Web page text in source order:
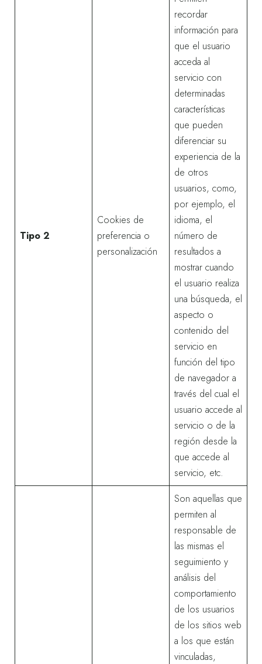
Tipo 2
Cookies de
preferencia o
personalización
recordar
información para
que el usuario
acceda al
servicio con
determinadas
características
que pueden
diferenciar su
experiencia de la
de otros
usuarios, como,
por ejemplo, el
idioma, el
número de
resultados a
mostrar cuando
el usuario realiza
una búsqueda, el
aspecto o
contenido del
servicio en
función del tipo
de navegador a
través del cual el
usuario accede al
servicio o de la
región desde la
que accede al
servicio, etc.
Son aquellas que
permiten al
responsable de
las mismas el
seguimiento y
análisis del
comportamiento
de los usuarios
de los sitios web
a los que están
vinculadas,